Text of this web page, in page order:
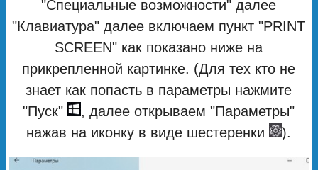
"Специальные возможности" далее
"Клавиатура" далее включаем пункт "PRINT
SCREEN" как показано ниже на
прикрепленной картинке. (Для тех кто не
знает как попасть в параметры нажмите
"Пуск"
, далее открываем "Параметры"
нажав на иконку в виде шестеренки
).